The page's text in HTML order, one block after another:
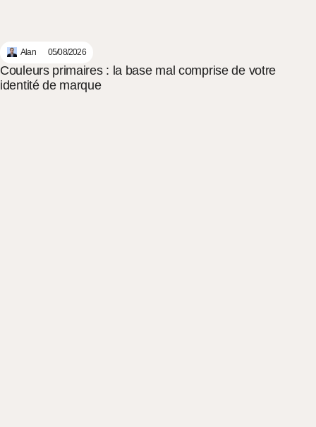
Alan 05/08/2026
Couleurs primaires : la base mal comprise de votre
identité de marque